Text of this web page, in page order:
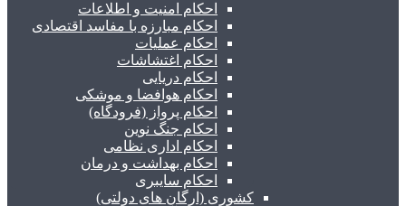
احکام امنیت و اطلاعات
احکام مبارزه با مفاسد اقتصادی
احکام عملیات
احکام اغتشاشات
احکام دریایی
احکام هوافضا و موشکی
احکام پرواز (فرودگاه)
احکام جنگ نوین
احکام اداری نظامی
احکام بهداشت و درمان
احکام سایبری
کشوری (ارگان های دولتی)